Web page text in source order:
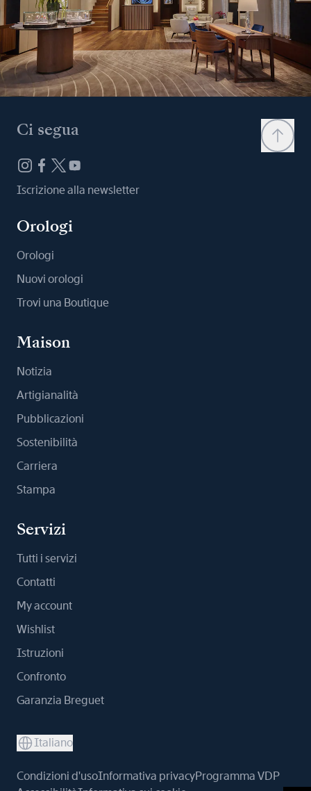
Ci segua
Iscrizione alla newsletter
Orologi
Orologi
Nuovi orologi
Trovi una Boutique
Maison
Notizia
Artigianalità
Pubblicazioni
Sostenibilità
Carriera
Stampa
Servizi
Tutti i servizi
Contatti
My account
Wishlist
Istruzioni
Confronto
Garanzia Breguet
Italiano
Condizioni d'usoInformativa privacyProgramma VDP